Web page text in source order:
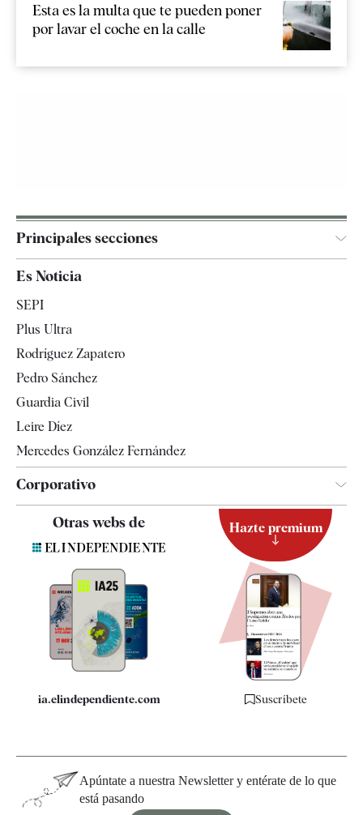
Esta es la multa que te pueden poner
por lavar el coche en la calle
Principales secciones
España
Televisión
Es Noticia
SEPI
Plus Ultra
Rodríguez Zapatero
Pedro Sánchez
Guardia Civil
Leire Díez
Mercedes González Fernández
Corporativo
Contacto
Quiénes somos
Especificaciones
Otras webs de
ia.elindependiente.com
Hazte premium
Suscríbete
Apúntate a nuestra Newsletter y entérate de lo que
está pasando